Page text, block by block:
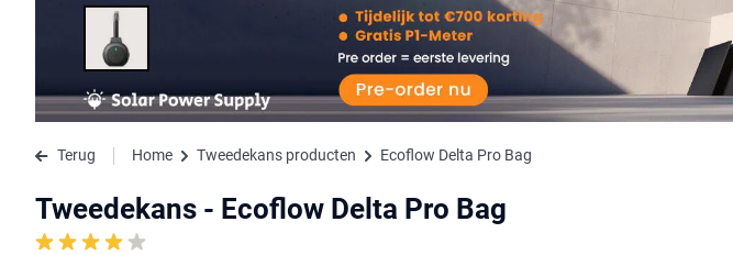
Terug Home Tweedekans producten Ecoflow Delta Pro Bag
Tweedekans - Ecoflow Delta Pro Bag